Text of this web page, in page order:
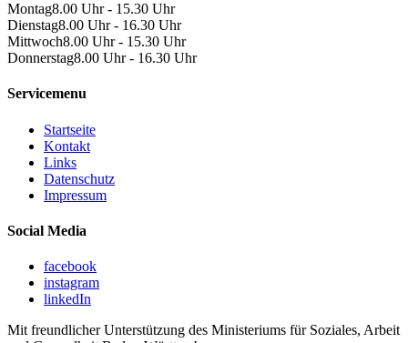
Montag8.00 Uhr - 15.30 Uhr
Dienstag8.00 Uhr - 16.30 Uhr
Mittwoch8.00 Uhr - 15.30 Uhr
Donnerstag8.00 Uhr - 16.30 Uhr
Servicemenu
Startseite
Kontakt
Links
Datenschutz
Impressum
Social Media
facebook
instagram
linkedIn
Mit freundlicher Unterstützung des Ministeriums für Soziales, Arbeit